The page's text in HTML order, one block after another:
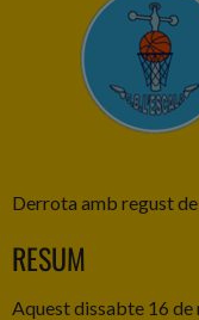
Derrota amb regust
RESUM
Aquest dissabte 16 de